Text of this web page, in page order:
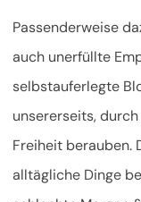
Passenderweise
auch unerfüllte
selbstauferlegte
unsererseits,
Freiheit berauben.
alltägliche Dinge